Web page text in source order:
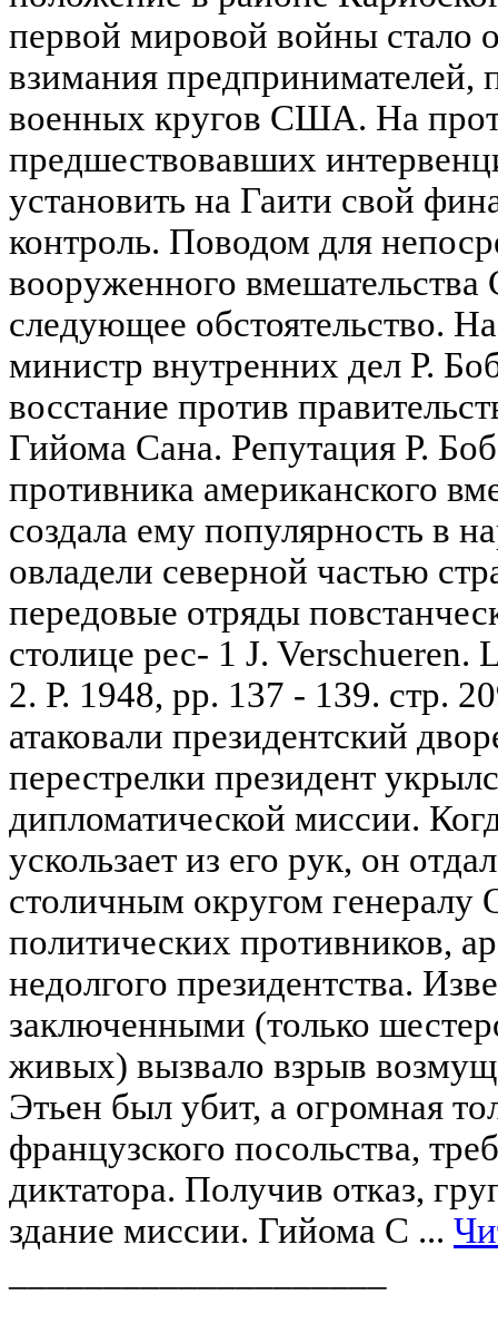
первой мировой войны стало
взимания предпринимателей,
военных кругов США. На
предшествовавших
установить на Гаити свой
контроль. Поводом для
вооруженного
следующее обстоятельство.
министр внутренних дел Р.
восстание против
Гийома Сана. Репутация Р.
противника американского
создала ему популярность в
овладели северной частью
передовые отряды
столице рес- 1 J.
2. P. 1948, pp. 137 - 139. стр.
атаковали президентский
перестрелки президент
дипломатической миссии.
ускользает из его рук, он
столичным округом генералу
политических противников,
недолгого президентства.
заключенными (только
живых) вызвало взрыв
Этьен был убит, а огромная
французского посольства,
диктатора. Получив отказ,
здание миссии. Гийома С ...